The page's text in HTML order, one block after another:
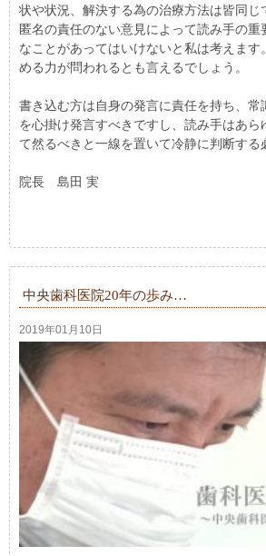
状や状況、解決する為の治療方法は皆同じ
匿名の責任のない意見によって読み手の重
なことがあってはいけないと私は考えます
める力が問われるとも言えるでしょう。
書き込む方は自身の発言に責任を持ち、常
を心掛け発言すべきですし、読み手はあら
て然るべきと一線を置いて冷静に判断する
院長 島田 実
中央歯科医院20年の歩み…
2019年01月10日